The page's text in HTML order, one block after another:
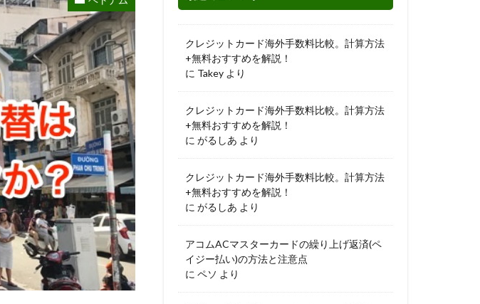
クレジットカード海外手数料比較。計算方法
+無料おすすめを解説！
に Takey より
クレジットカード海外手数料比較。計算方法
+無料おすすめを解説！
に がるしあ より
クレジットカード海外手数料比較。計算方法
+無料おすすめを解説！
に がるしあ より
アコムACマスターカードの繰り上げ返済(ペ
イジー払い)の方法と注意点
に ペソ より